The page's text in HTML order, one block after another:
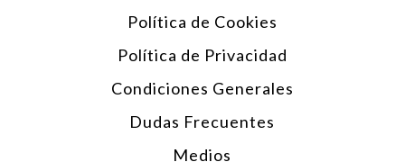
Política de Cookies
Política de Privacidad
Condiciones Generales
Dudas Frecuentes
Medios